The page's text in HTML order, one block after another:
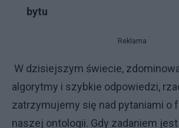
bytu
Reklama
W dzisiejszym świecie,
algorytmy i szybkie odpowiedzi,
zatrzymujemy się nad pytaniami o
naszej ontologii. Gdy zadaniem